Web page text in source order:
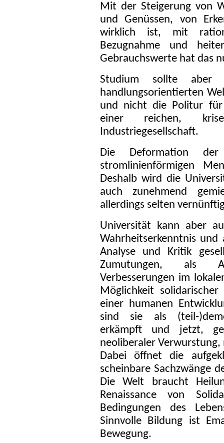
Mit der Steigerung von
und Genüssen, von
wirklich ist, mit
Bezugnahme und
Gebrauchswerte hat das
Studium sollte aber
handlungsorientierten
und nicht die Politur für
einer reichen,
Industriegesellschaft.
Die Deformation
stromlinienförmigen
Deshalb wird die
auch zunehmend
allerdings selten
Universität kann aber
Wahrheitserkenntnis und
Analyse und Kritik
Zumutungen, als
Verbesserungen im
Möglichkeit
einer humanen
sind sie als (teil-
erkämpft und jetzt,
neoliberaler Verwurstung,
Dabei öffnet die
scheinbare Sachzwänge
Die Welt braucht
Renaissance von
Bedingungen des
Sinnvolle Bildung ist
Bewegung.